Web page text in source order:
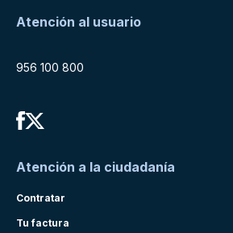
Atención al usuario
956 100 800
Atención a la ciudadanía
Contratar
Tu factura